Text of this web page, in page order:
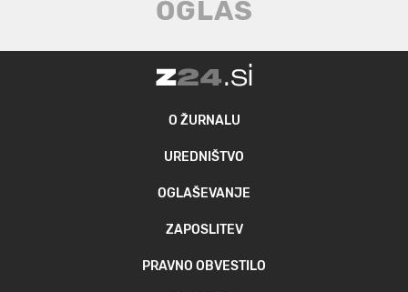
O ŽURNALU
UREDNIŠTVO
OGLAŠEVANJE
ZAPOSLITEV
PRAVNO OBVESTILO